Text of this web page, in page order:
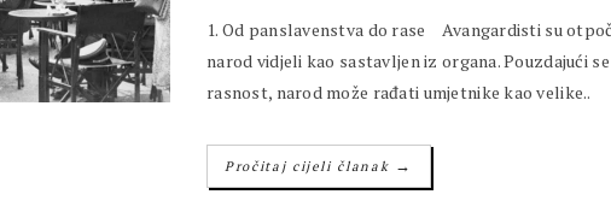
1. Od panslavenstva do rase Avangardisti su
narod vidjeli kao sastavljen iz organa. Pouzdajući
rasnost, narod može rađati umjetnike kao velike..
Pročitaj cijeli članak →